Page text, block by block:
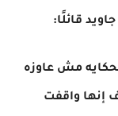
قائلًا:
مش عاوزه
إنها واقفت